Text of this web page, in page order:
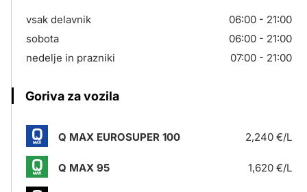
vsak delavnik
06:00 - 21:00
sobota
06:00 - 21:00
nedelje in prazniki
07:00 - 21:00
Goriva za vozila
Q MAX EUROSUPER 100 2,240 €/L
Q MAX 95 1,620 €/L